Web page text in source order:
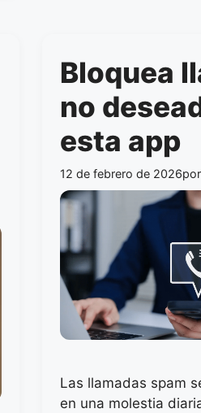
Bloquea
no
esta app
12 de febrero de 2026por
Las llamadas spam
en una molestia